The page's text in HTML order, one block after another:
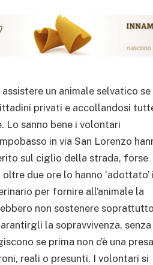
assistere un animale selvatico se
privati e accollandosi
Lo sanno bene i volontari
in via San Lorenzo
sul ciglio della strada, forse
due ore lo hanno ‘adottato’
per fornire all’animale la
non sostenere soprattutto
la sopravvivenza, senza
se prima non c’è una presa
reali o presunti. I volontari si